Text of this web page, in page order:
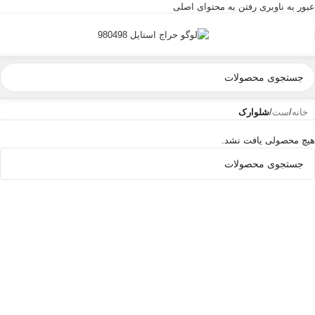
عبور به ناوبری رفتن به محتوای اصلی
خانه/ست/شلوارک
هیچ محصولی یافت نشد.